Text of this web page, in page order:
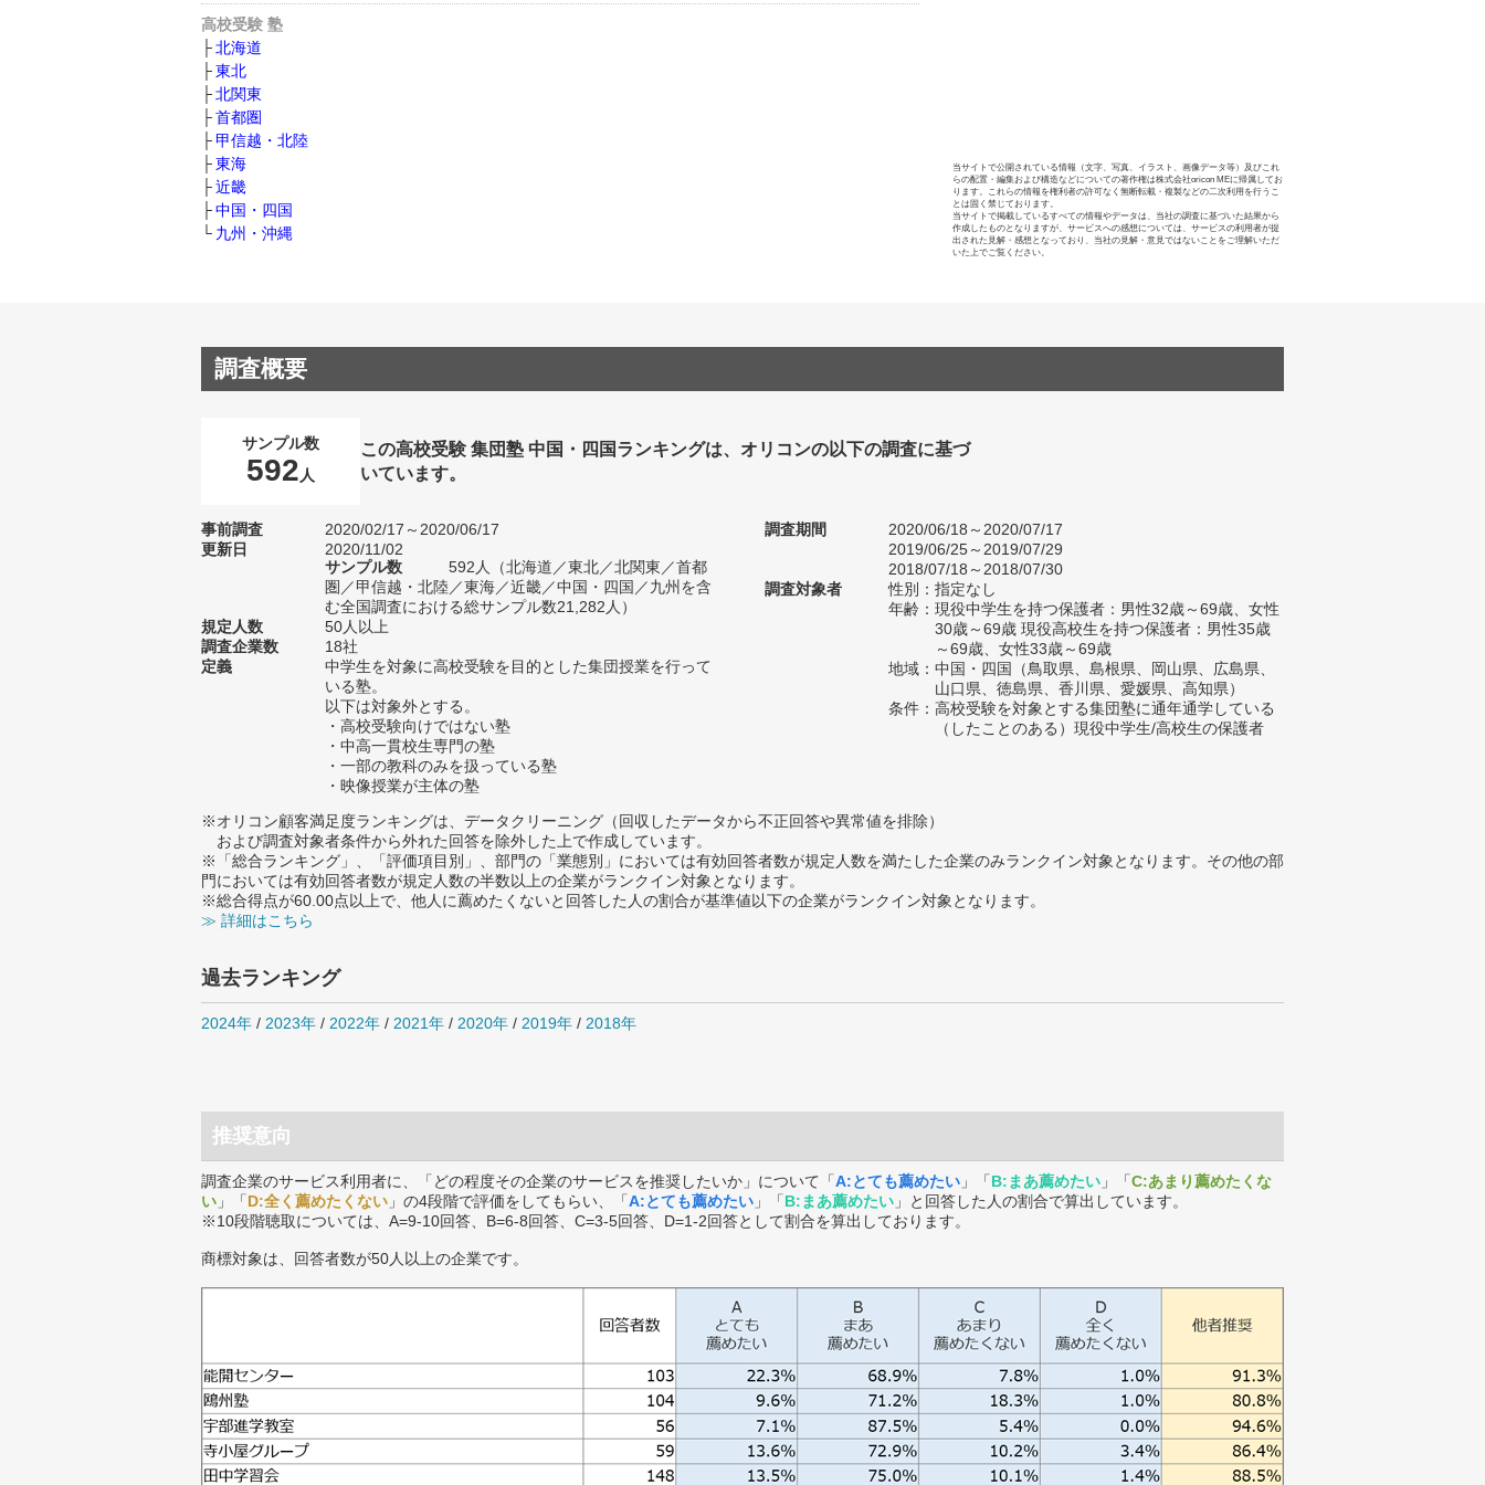
高校受験 塾
北海道
東北
北関東
首都圏
甲信越・北陸
東海
近畿
中国・四国
九州・沖縄
当サイトで公開されている情報（文字、写真、イラスト、画像データ等）及びこれ
らの配置・編集および構造などについての著作権は株式会社oricon MEに帰属してお
ります。これらの情報を権利者の許可なく無断転載・複製などの二次利用を行うこ
とは固く禁じております。
当サイトで掲載しているすべての情報やデータは、当社の調査に基づいた結果から
作成したものとなりますが、サービスへの感想については、サービスの利用者が提
出された見解・感想となっており、当社の見解・意見ではないことをご理解いただ
いた上でご覧ください。
調査概要
サンプル数
592 人
この高校受験 集団塾 中国・四国ランキングは、オリコンの以下の調査に基づ
いています。
事前調査
2020/02/17～2020/06/17
更新日
2020/11/02
サンプル数
592人（北海道／東北／北関東／首都
圏／甲信越・北陸／東海／近畿／中国・四国／九州を含
む全国調査における総サンプル数21,282人）
規定人数
50人以上
調査企業数
18社
定義
中学生を対象に高校受験を目的とした集団授業を行って
いる塾。
以下は対象外とする。
・高校受験向けではない塾
・中高一貫校生専門の塾
・一部の教科のみを扱っている塾
・映像授業が主体の塾
調査期間
2020/06/18～2020/07/17
2019/06/25～2019/07/29
2018/07/18～2018/07/30
調査対象者
性別：指定なし
年齢：現役中学生を持つ保護者：男性32歳～69歳、女性
30歳～69歳 現役高校生を持つ保護者：男性35歳
～69歳、女性33歳～69歳
地域：中国・四国（鳥取県、島根県、岡山県、広島県、
山口県、徳島県、香川県、愛媛県、高知県）
条件：高校受験を対象とする集団塾に通年通学している
（したことのある）現役中学生/高校生の保護者
※オリコン顧客満足度ランキングは、データクリーニング（回収したデータから不正回答や異常値を排除）
および調査対象者条件から外れた回答を除外した上で作成しています。
※「総合ランキング」、「評価項目別」、部門の「業態別」においては有効回答者数が規定人数を満たした企業のみランクイン対象となります。その他の部
門においては有効回答者数が規定人数の半数以上の企業がランクイン対象となります。
※総合得点が60.00点以上で、他人に薦めたくないと回答した人の割合が基準値以下の企業がランクイン対象となります。
≫ 詳細はこちら
過去ランキング
2024年 / 2023年 / 2022年 / 2021年 / 2020年 / 2019年 / 2018年
推奨意向
調査企業のサービス利用者に、「どの程度その企業のサービスを推奨したいか」について「A:とても薦めたい 」「B:まあ薦めたい 」「C:あまり薦めたくな
い 」「D:全く薦めたくない 」の4段階で評価をしてもらい、「A:とても薦めたい 」「B:まあ薦めたい 」と回答した人の割合で算出しています。
※10段階聴取については、A=9-10回答、B=6-8回答、C=3-5回答、D=1-2回答として割合を算出しております。
商標対象は、回答者数が50人以上の企業です。